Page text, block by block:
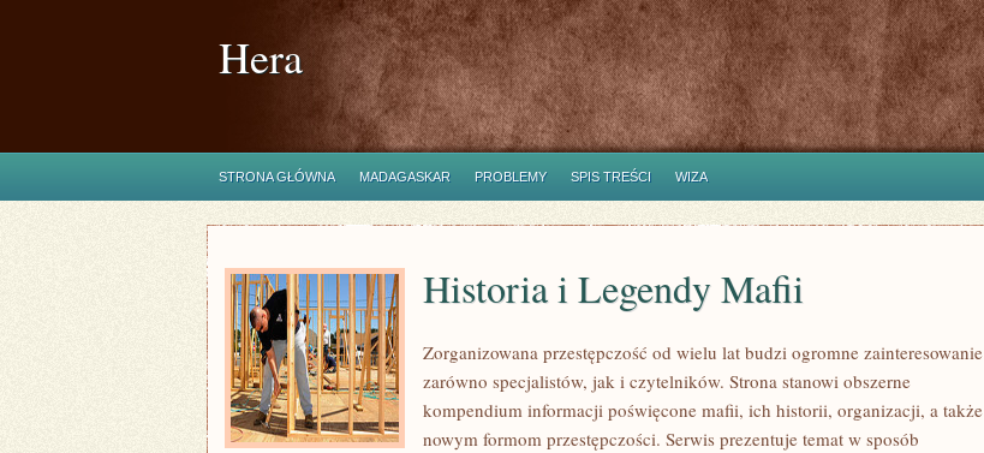
Hera
STRONA GŁÓWNA MADAGASKAR PROBLEMY SPIS TREŚCI WIZA
Historia i Legendy Mafii
Zorganizowana przestępczość od wielu lat budzi ogromne zainteresowanie
zarówno specjalistów, jak i czytelników. Strona stanowi obszerne
kompendium informacji poświęcone mafii, ich historii, organizacji, a także
nowym formom przestępczości. Serwis prezentuje temat w sposób